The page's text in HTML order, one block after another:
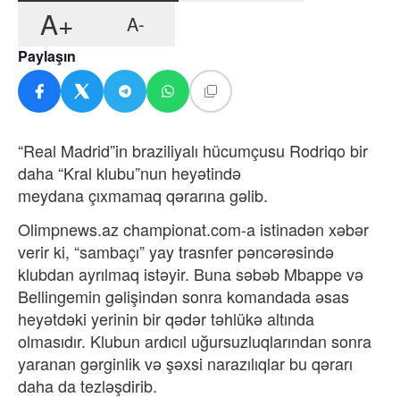
A+ A-
Paylaşın
“Real Madrid”in braziliyalı hücumçusu Rodriqo bir
daha “Kral klubu”nun heyətində
meydana çıxmamaq qərarına gəlib.
Olimpnews.az championat.com-a istinadən xəbər
verir ki, “sambaçı” yay trasnfer pəncərəsində
klubdan ayrılmaq istəyir. Buna səbəb Mbappe və
Bellingemin gəlişindən sonra komandada əsas
heyətdəki yerinin bir qədər təhlükə altında
olmasıdır. Klubun ardıcıl uğursuzluqlarından sonra
yaranan gərginlik və şəxsi narazılıqlar bu qərarı
daha da tezləşdirib.